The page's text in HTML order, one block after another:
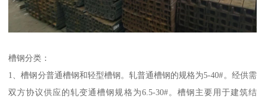
槽钢分类：
1、槽钢分普通槽钢和轻型槽钢。轧普通槽钢的规格为5-40#。经供需
双方协议供应的轧变通槽钢规格为6.5-30#。槽钢主要用于建筑结